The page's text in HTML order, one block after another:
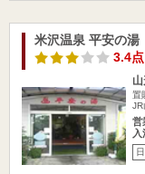
米沢温泉 平安の湯
3.4点
置
JR
営